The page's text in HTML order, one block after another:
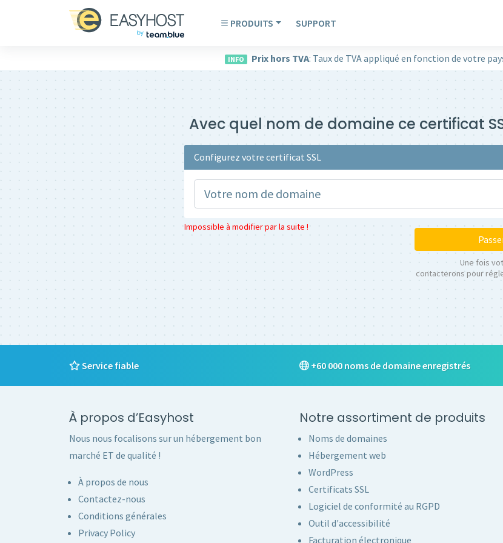
PRODUITS SUPPORT
INFO Prix hors TVA: Taux de TVA appliqué en fonction de votre
Avec quel nom de domaine ce certificat
Configurez votre certificat SSL
Impossible à modifier par la suite !
Une fois
contacterons pour
Service fiable +60 000 noms de domaine enregistrés
À propos d’Easyhost
Nous nous focalisons sur un hébergement bon
marché ET de qualité !
À propos de nous
Contactez-nous
Conditions générales
Privacy Policy
Notre assortiment de produits
Noms de domaines
Hébergement web
WordPress
Certificats SSL
Logiciel de conformité au RGPD
Outil d'accessibilité
Facturation électronique